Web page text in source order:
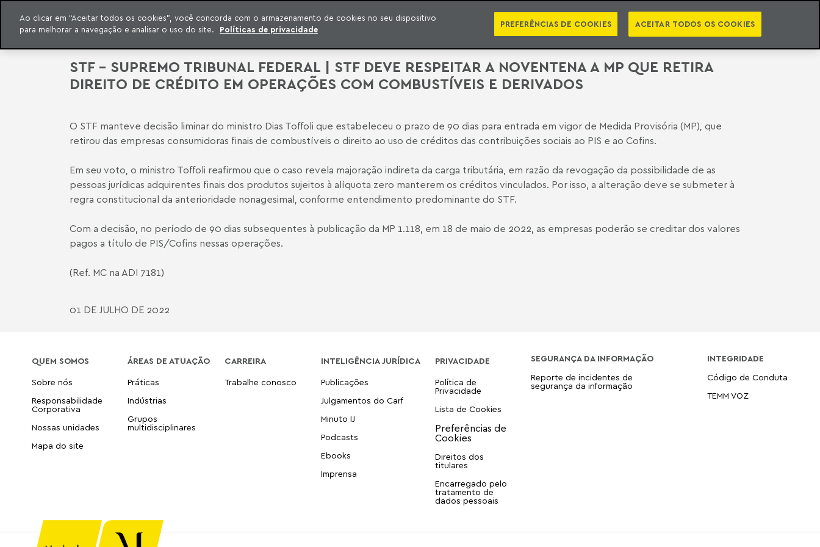
para o conteúdo
Meyer
QUEM SOMOS ÁREAS DE ATUAÇÃO ADVOGADOS PRÊMIOS E RECONHECIMENTOS CONTATO NEWSLETTER PT EN INTELIGÊNCIA JURÍDICA
STF – SUPREMO TRIBUNAL FEDERAL | STF DEVE RESPEITAR A NOVENTENA A MP QUE RETIRA
DIREITO DE CRÉDITO EM OPERAÇÕES COM COMBUSTÍVEIS E DERIVADOS
O STF manteve decisão liminar do ministro Dias Toffoli que estabeleceu o prazo de 90 dias para entrada em vigor de Medida Provisória (MP), que
retirou das empresas consumidoras finais de combustíveis o direito ao uso de créditos das contribuições sociais ao PIS e ao Cofins.
Em seu voto, o ministro Toffoli reafirmou que o caso revela majoração indireta da carga tributária, em razão da revogação da possibilidade de as
pessoas jurídicas adquirentes finais dos produtos sujeitos à alíquota zero manterem os créditos vinculados. Por isso, a alteração deve se submeter à
regra constitucional da anterioridade nonagesimal, conforme entendimento predominante do STF.
Com a decisão, no período de 90 dias subsequentes à publicação da MP 1.118, em 18 de maio de 2022, as empresas poderão se creditar dos valores
pagos a título de PIS/Cofins nessas operações.
(Ref. MC na ADI 7181)
01 DE JULHO DE 2022
QUEM SOMOS
Sobre nós
Responsabilidade
Corporativa
Nossas unidades
Mapa do site
ÁREAS DE ATUAÇÃO
Práticas
Indústrias
Grupos
multidisciplinares
CARREIRA
Trabalhe conosco
INTELIGÊNCIA JURÍDICA
Publicações
Julgamentos do Carf
Minuto IJ
Podcasts
Ebooks
Imprensa
PRIVACIDADE
Política de
Privacidade
Lista de Cookies
Direitos dos
titulares
Encarregado pelo
tratamento de
dados pessoais
SEGURANÇA DA INFORMAÇÃO
Reporte de incidentes de
segurança da informação
INTEGRIDADE
Código de Conduta
TEMM VOZ
Ao clicar em “Aceitar todos os cookies”, você concorda com o armazenamento de cookies no seu dispositivo
para melhorar a navegação e analisar o uso do site.
Políticas de privacidade
PREFERÊNCIAS DE COOKIES ACEITAR TODOS OS COOKIES